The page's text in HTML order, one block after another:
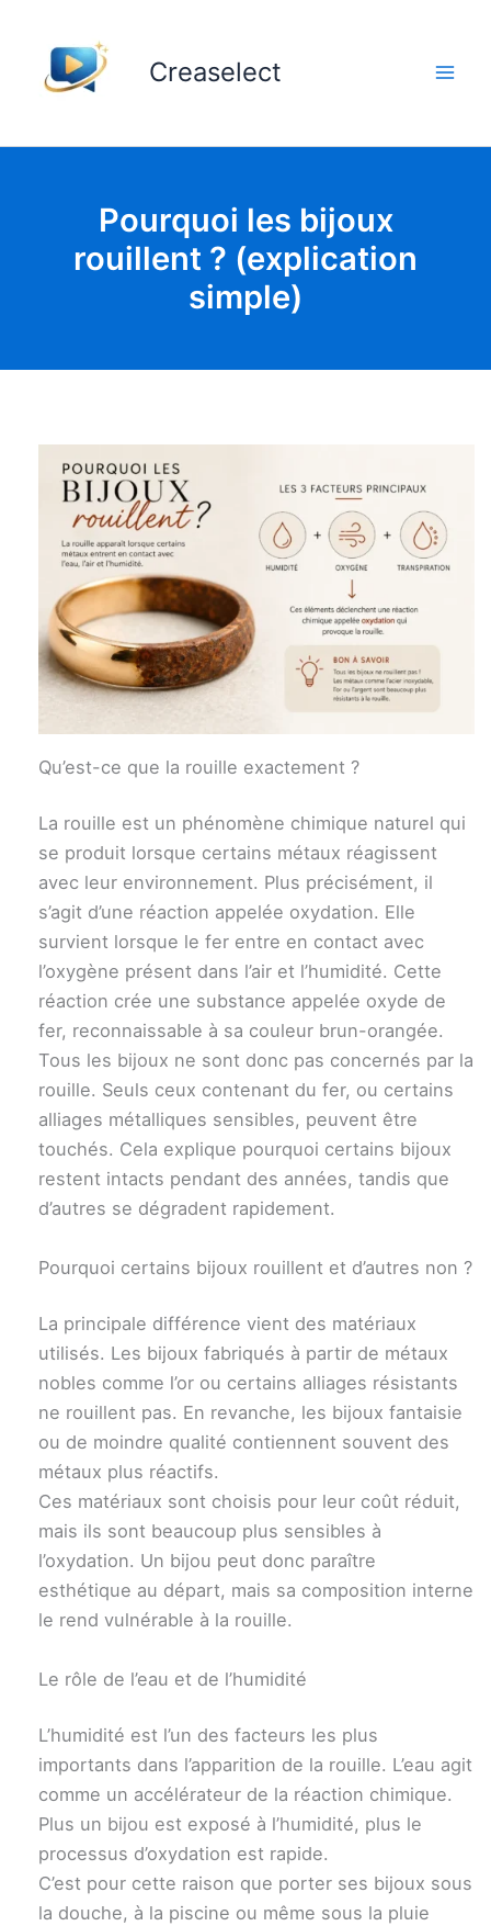
contenu
Creaselect
Pourquoi les bijoux
rouillent ? (explication
simple)
Qu’est-ce que la rouille exactement ?
La rouille est un phénomène chimique naturel qui
se produit lorsque certains métaux réagissent
avec leur environnement. Plus précisément, il
s’agit d’une réaction appelée oxydation. Elle
survient lorsque le fer entre en contact avec
l’oxygène présent dans l’air et l’humidité. Cette
réaction crée une substance appelée oxyde de
fer, reconnaissable à sa couleur brun-orangée.
Tous les bijoux ne sont donc pas concernés par la
rouille. Seuls ceux contenant du fer, ou certains
alliages métalliques sensibles, peuvent être
touchés. Cela explique pourquoi certains bijoux
restent intacts pendant des années, tandis que
d’autres se dégradent rapidement.
Pourquoi certains bijoux rouillent et d’autres non ?
La principale différence vient des matériaux
utilisés. Les bijoux fabriqués à partir de métaux
nobles comme l’or ou certains alliages résistants
ne rouillent pas. En revanche, les bijoux fantaisie
ou de moindre qualité contiennent souvent des
métaux plus réactifs.
Ces matériaux sont choisis pour leur coût réduit,
mais ils sont beaucoup plus sensibles à
l’oxydation. Un bijou peut donc paraître
esthétique au départ, mais sa composition interne
le rend vulnérable à la rouille.
Le rôle de l’eau et de l’humidité
L’humidité est l’un des facteurs les plus
importants dans l’apparition de la rouille. L’eau agit
comme un accélérateur de la réaction chimique.
Plus un bijou est exposé à l’humidité, plus le
processus d’oxydation est rapide.
C’est pour cette raison que porter ses bijoux sous
la douche, à la piscine ou même sous la pluie